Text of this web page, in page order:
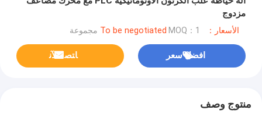
مزدوج
الأسعار：To be negotiated MOQ：1 مجموعة
افضل سعر ﺎﺘﺼﻟ ﺍﻶﻧ
منتوج وصف